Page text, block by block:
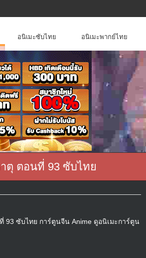
อนิเมะซับไทย อนิเมะพากย์ไทย
าตุ ตอนที่ 93 ซับไทย
93 ซับไทย การ์ตูนจีน Anime ดูอนิเมะการ์ตูน